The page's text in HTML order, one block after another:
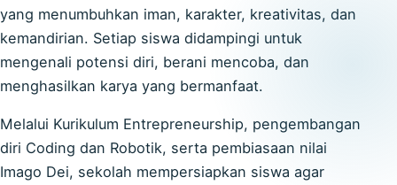
yang menumbuhkan iman, karakter, kreativitas, dan
kemandirian. Setiap siswa didampingi untuk
mengenali potensi diri, berani mencoba, dan
menghasilkan karya yang bermanfaat.
Melalui Kurikulum Entrepreneurship, pengembangan
diri Coding dan Robotik, serta pembiasaan nilai
Imago Dei, sekolah mempersiapkan siswa agar